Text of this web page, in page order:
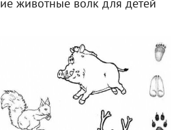
животные волк для детей